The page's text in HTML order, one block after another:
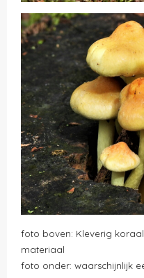
foto boven: Kleverig
materiaal
foto onder: waarschijnlijk